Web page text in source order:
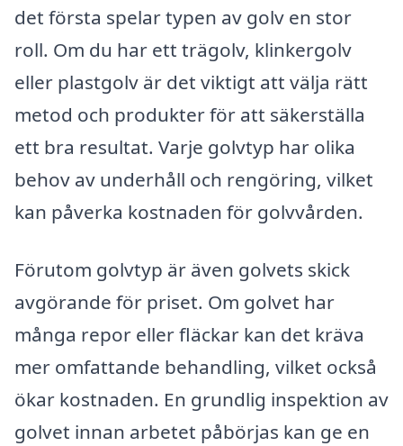
det första spelar typen av golv en stor
roll. Om du har ett trägolv, klinkergolv
eller plastgolv är det viktigt att välja rätt
metod och produkter för att säkerställa
ett bra resultat. Varje golvtyp har olika
behov av underhåll och rengöring, vilket
kan påverka kostnaden för golvvården.
Förutom golvtyp är även golvets skick
avgörande för priset. Om golvet har
många repor eller fläckar kan det kräva
mer omfattande behandling, vilket också
ökar kostnaden. En grundlig inspektion av
golvet innan arbetet påbörjas kan ge en